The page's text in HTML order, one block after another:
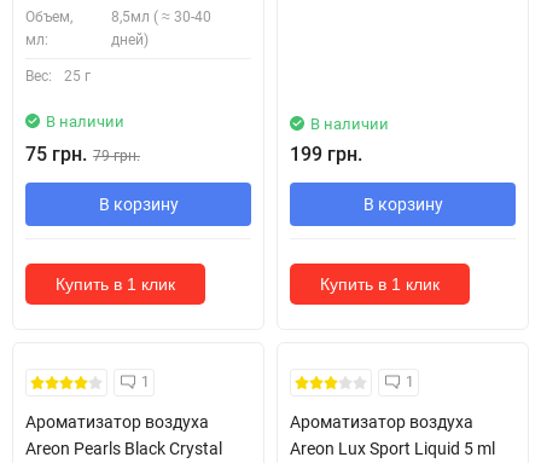
Объем,
мл:
8,5мл ( ≈ 30-40
дней)
Вес: 25 г
В наличии
75 грн. 79 грн.
В корзину
Купить в 1 клик
В наличии
199 грн.
В корзину
Купить в 1 клик
1
Ароматизатор воздуха
Areon Pearls Black Crystal
1
Ароматизатор воздуха
Areon Lux Sport Liquid 5 ml